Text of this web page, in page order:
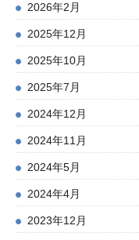
2026年2月
2025年12月
2025年10月
2025年7月
2024年12月
2024年11月
2024年5月
2024年4月
2023年12月